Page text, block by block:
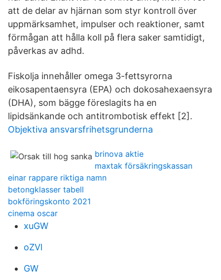
att de delar av hjärnan som styr kontroll över
uppmärksamhet, impulser och reaktioner, samt
förmågan att hålla koll på flera saker samtidigt,
påverkas av adhd.
Fiskolja innehåller omega 3-fettsyrorna
eikosapentaensyra (EPA) och dokosahexaensyra
(DHA), som bägge föreslagits ha en
lipidsänkande och antitrombotisk effekt [2].
Objektiva ansvarsfrihetsgrunderna
brinova aktie
maxtak försäkringskassan
einar rappare riktiga namn
betongklasser tabell
bokföringskonto 2021
cinema oscar
xuGW
oZVl
GW